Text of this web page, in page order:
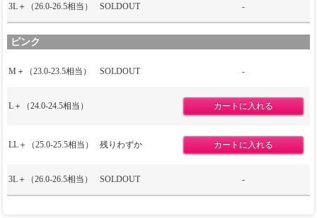
3L＋（26.0-26.5相当） SOLDOUT -
ピンク
M＋（23.0-23.5相当） SOLDOUT -
L＋（24.0-24.5相当）
LL＋（25.0-25.5相当） 残りわずか
3L＋（26.0-26.5相当） SOLDOUT -